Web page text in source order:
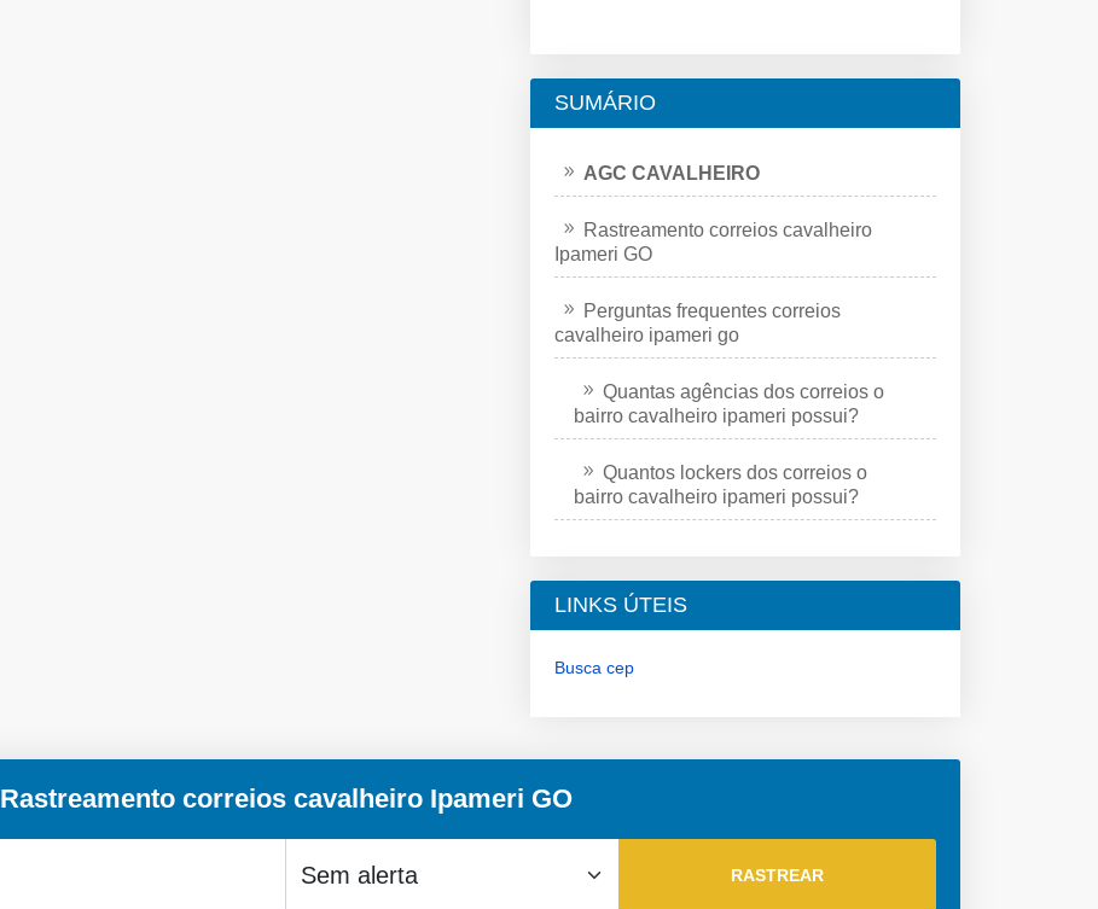
SUMÁRIO
AGC CAVALHEIRO
Rastreamento correios cavalheiro
Ipameri GO
Perguntas frequentes correios
cavalheiro ipameri go
Quantas agências dos correios o
bairro cavalheiro ipameri possui?
Quantos lockers dos correios o
bairro cavalheiro ipameri possui?
LINKS ÚTEIS
Busca cep
Rastreamento correios cavalheiro Ipameri GO